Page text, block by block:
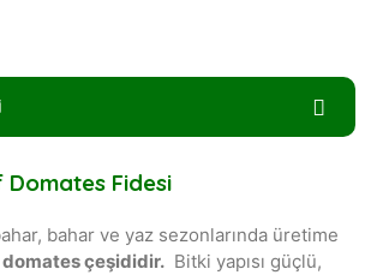
Domates Fidesi
bahar ve yaz sezonlarında üretime
çeşididir. Bitki yapısı güçlü,